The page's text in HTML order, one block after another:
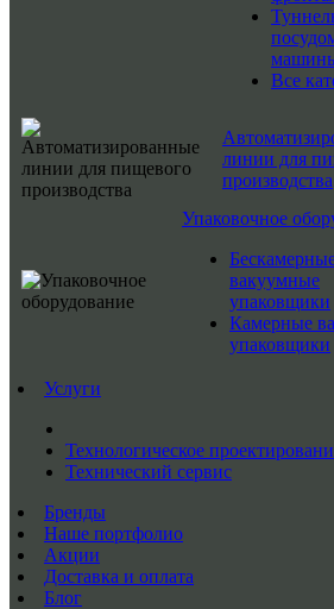
Все
линии для
производства
Упаковочное
вакуумные
упаковщики
Камерные
упаковщики
Услуги
Технологическое
Технический сервис
Бренды
Наше портфолио
Акции
Доставка и оплата
Блог